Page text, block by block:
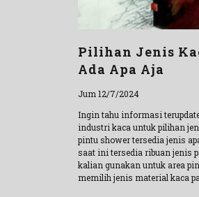
Pilihan Jenis
Ada Apa Aja
Jum 12/7/2024
Ingin tahu informasi
industri kaca untuk pilihan
pintu shower tersedia jenis
saat ini tersedia ribuan jenis
kalian gunakan untuk area
memilih jenis material kaca